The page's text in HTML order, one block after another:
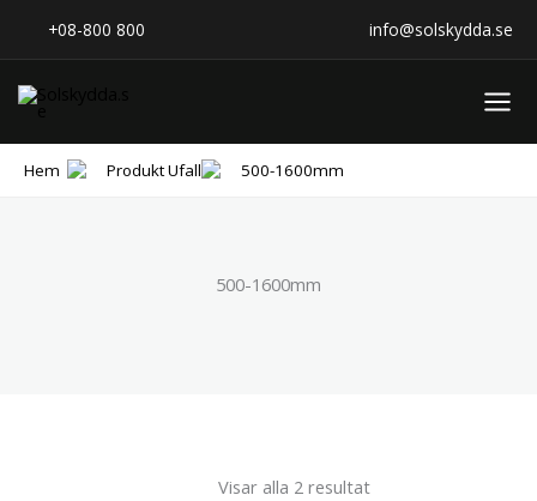
+08-800 800 info@solskydda.se
500-1600mm
Hem Produkt Ufall 500-1600mm
Visar alla 2 resultat
efter
popularitet